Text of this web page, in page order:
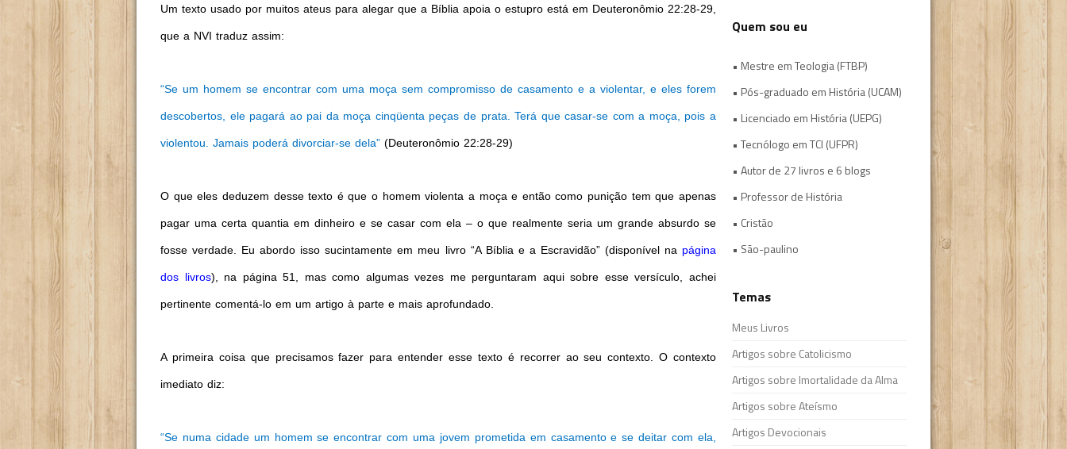
Um texto usado por muitos ateus para alegar que a Bíblia apoia o estupro está em Deuteronômio 22:28-29,
que a NVI traduz assim:
“Se um homem se encontrar com uma moça sem compromisso de casamento e a violentar, e eles forem
descobertos, ele pagará ao pai da moça cinqüenta peças de prata. Terá que casar-se com a moça, pois a
violentou. Jamais poderá divorciar-se dela” (Deuteronômio 22:28-29)
O que eles deduzem desse texto é que o homem violenta a moça e então como punição tem que apenas
pagar uma certa quantia em dinheiro e se casar com ela – o que realmente seria um grande absurdo se
fosse verdade. Eu abordo isso sucintamente em meu livro “A Bíblia e a Escravidão” (disponível na página
dos livros), na página 51, mas como algumas vezes me perguntaram aqui sobre esse versículo, achei
pertinente comentá-lo em um artigo à parte e mais aprofundado.
A primeira coisa que precisamos fazer para entender esse texto é recorrer ao seu contexto. O contexto
imediato diz:
“Se numa cidade um homem se encontrar com uma jovem prometida em casamento e se deitar com ela,
Quem sou eu
• Mestre em Teologia (FTBP)
• Pós-graduado em História (UCAM)
• Licenciado em História (UEPG)
• Tecnólogo em TCI (UFPR)
• Autor de 27 livros e 6 blogs
• Professor de História
• Cristão
• São-paulino
Temas
Meus Livros
Artigos sobre Catolicismo
Artigos sobre Imortalidade da Alma
Artigos sobre Ateísmo
Artigos Devocionais